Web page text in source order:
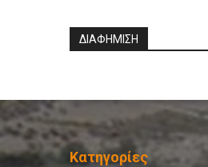
ΔΙΑΦΗΜΙΣΗ
Κατηγορίες